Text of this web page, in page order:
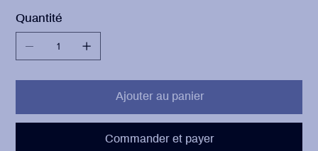
Quantité
Ajouter au panier
Commander et payer